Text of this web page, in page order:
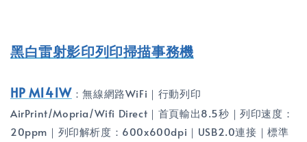
黑白雷射影印列印掃描事務機
HP M141W：無線網路WiFi｜行動列印
AirPrint/Mopria/Wifi Direct｜首頁輸出8.5秒｜列印速度：
20ppm｜列印解析度：600x600dpi｜USB2.0連接｜標準